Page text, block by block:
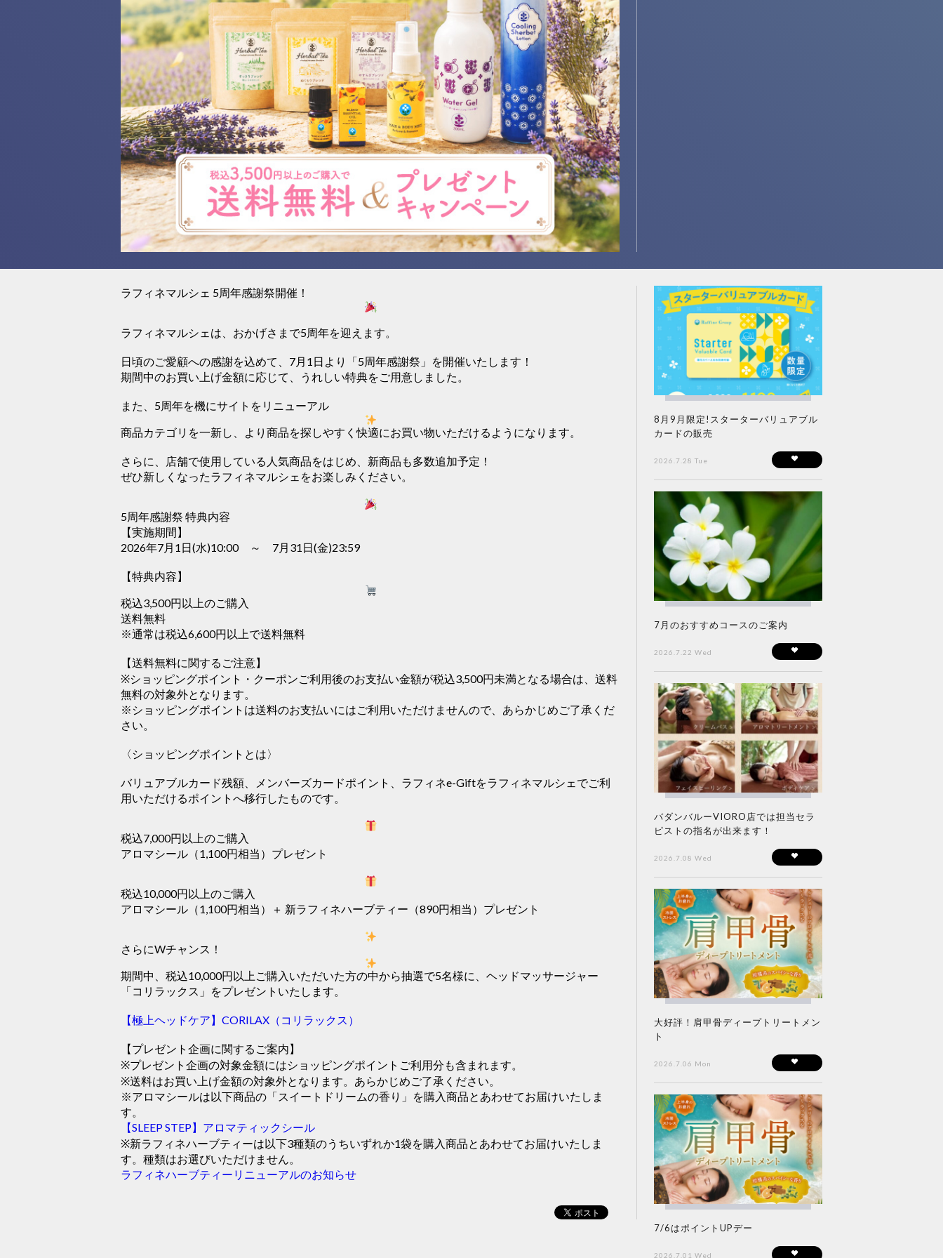
ラフィネマルシェ 5周年感謝祭開催！
ラフィネマルシェは、おかげさまで5周年を迎えます。
日頃のご愛顧への感謝を込めて、7月1日より「5周年感謝祭」を開催いたします！
期間中のお買い上げ金額に応じて、うれしい特典をご用意しました。
また、5周年を機にサイトをリニューアル
商品カテゴリを一新し、より商品を探しやすく快適にお買い物いただけるようになります。
さらに、店舗で使用している人気商品をはじめ、新商品も多数追加予定！
ぜひ新しくなったラフィネマルシェをお楽しみください。
5周年感謝祭 特典内容
【実施期間】
2026年7月1日(水)10:00 ～ 7月31日(金)23:59
【特典内容】
税込3,500円以上のご購入
送料無料
※通常は税込6,600円以上で送料無料
【送料無料に関するご注意】
※ショッピングポイント・クーポンご利用後のお支払い金額が税込3,500円未満となる場合は、送料
無料の対象外となります。
※ショッピングポイントは送料のお支払いにはご利用いただけませんので、あらかじめご了承くだ
さい。
〈ショッピングポイントとは〉
バリュアブルカード残額、メンバーズカードポイント、ラフィネe-Giftをラフィネマルシェでご利
用いただけるポイントへ移行したものです。
税込7,000円以上のご購入
アロマシール（1,100円相当）プレゼント
税込10,000円以上のご購入
アロマシール（1,100円相当）＋ 新ラフィネハーブティー（890円相当）プレゼント
さらにWチャンス！
期間中、税込10,000円以上ご購入いただいた方の中から抽選で5名様に、ヘッドマッサージャー
「コリラックス」をプレゼントいたします。
【極上ヘッドケア】CORILAX（コリラックス）
【プレゼント企画に関するご案内】
※プレゼント企画の対象金額にはショッピングポイントご利用分も含まれます。
※送料はお買い上げ金額の対象外となります。あらかじめご了承ください。
※アロマシールは以下商品の「スイートドリームの香り」を購入商品とあわせてお届けいたしま
す。
【SLEEP STEP】アロマティックシール
※新ラフィネハーブティーは以下3種類のうちいずれか1袋を購入商品とあわせてお届けいたしま
す。種類はお選びいただけません。
ラフィネハーブティーリニューアルのお知らせ
8月9月限定!スターターバリュアブル
カードの販売
2026.7.28 Tue
7月のおすすめコースのご案内
2026.7.22 Wed
バダンバルーVIORO店では担当セラ
ピストの指名が出来ます！
2026.7.08 Wed
大好評！肩甲骨ディープトリートメン
ト
2026.7.06 Mon
7/6はポイントUPデー
2026.7.01 Wed